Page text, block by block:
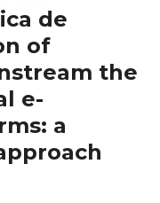
de
of
the
e-
a